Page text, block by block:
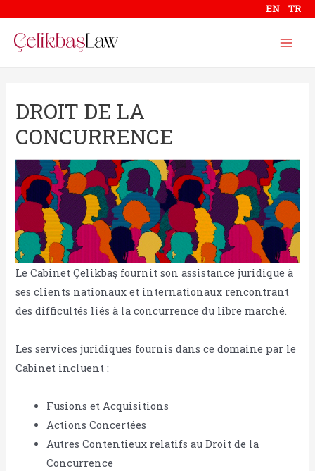
contenu
EN TR
DROIT DE LA
CONCURRENCE
Le Cabinet Çelikbaş fournit son assistance juridique à
ses clients nationaux et internationaux rencontrant
des difficultés liés à la concurrence du libre marché.
Les services juridiques fournis dans ce domaine par le
Cabinet incluent :
Fusions et Acquisitions
Actions Concertées
Autres Contentieux relatifs au Droit de la
Concurrence